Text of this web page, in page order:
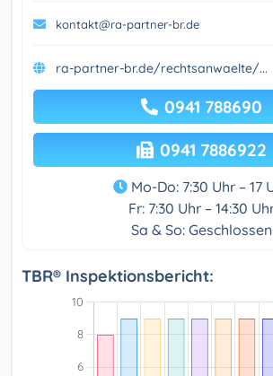
kontakt@ra-partner-br.de
ra-partner-br.de/rechtsanwaelte/...
0941 788690
0941 7886922
Mo-Do: 7:30 Uhr – 17
Fr: 7:30 Uhr – 14:30
Sa & So: Geschlossen
TBR® Inspektionsbericht: